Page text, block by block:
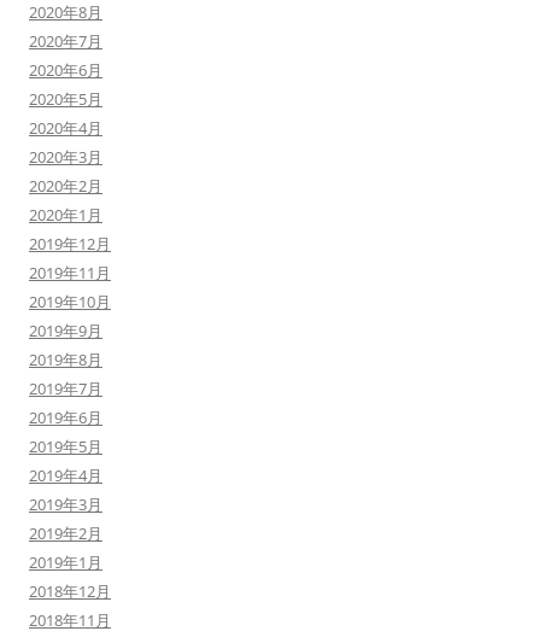
2020年8月
2020年7月
2020年6月
2020年5月
2020年4月
2020年3月
2020年2月
2020年1月
2019年12月
2019年11月
2019年10月
2019年9月
2019年8月
2019年7月
2019年6月
2019年5月
2019年4月
2019年3月
2019年2月
2019年1月
2018年12月
2018年11月